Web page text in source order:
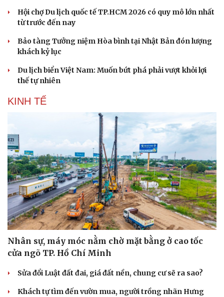
Văn hóa
Văn học
Sao Việt
Hội chợ Du lịch quốc tế TP.HCM 2026 có quy mô lớn nhất
từ trước đến nay
Bảo tàng Tưởng niệm Hòa bình tại Nhật Bản đón lượng
khách kỷ lục
Du lịch biển Việt Nam: Muốn bứt phá phải vượt khỏi lợi
thế tự nhiên
KINH TẾ
Nhân sự, máy móc nằm chờ mặt bằng ở cao tốc
cửa ngõ TP. Hồ Chí Minh
Sửa đổi Luật đất đai, giá đất nền, chung cư sẽ ra sao?
Khách tự tìm đến vườn mua, người trồng nhãn Hưng